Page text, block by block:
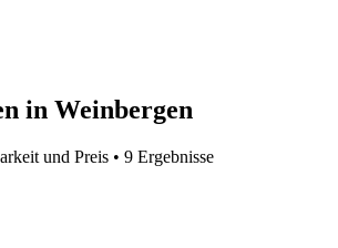
in Weinbergen
und Preis • 9 Ergebnisse